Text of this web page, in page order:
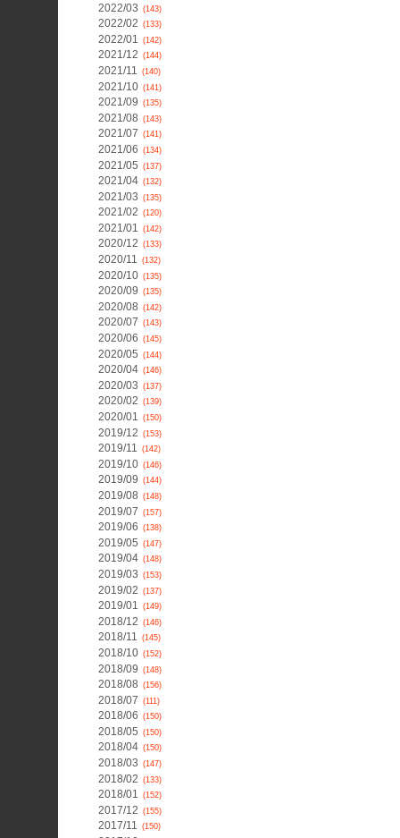
2022/03 (143)
2022/02 (133)
2022/01 (142)
2021/12 (144)
2021/11 (140)
2021/10 (141)
2021/09 (135)
2021/08 (143)
2021/07 (141)
2021/06 (134)
2021/05 (137)
2021/04 (132)
2021/03 (135)
2021/02 (120)
2021/01 (142)
2020/12 (133)
2020/11 (132)
2020/10 (135)
2020/09 (135)
2020/08 (142)
2020/07 (143)
2020/06 (145)
2020/05 (144)
2020/04 (146)
2020/03 (137)
2020/02 (139)
2020/01 (150)
2019/12 (153)
2019/11 (142)
2019/10 (146)
2019/09 (144)
2019/08 (148)
2019/07 (157)
2019/06 (138)
2019/05 (147)
2019/04 (148)
2019/03 (153)
2019/02 (137)
2019/01 (149)
2018/12 (146)
2018/11 (145)
2018/10 (152)
2018/09 (148)
2018/08 (156)
2018/07 (111)
2018/06 (150)
2018/05 (150)
2018/04 (150)
2018/03 (147)
2018/02 (133)
2018/01 (152)
2017/12 (155)
2017/11 (150)